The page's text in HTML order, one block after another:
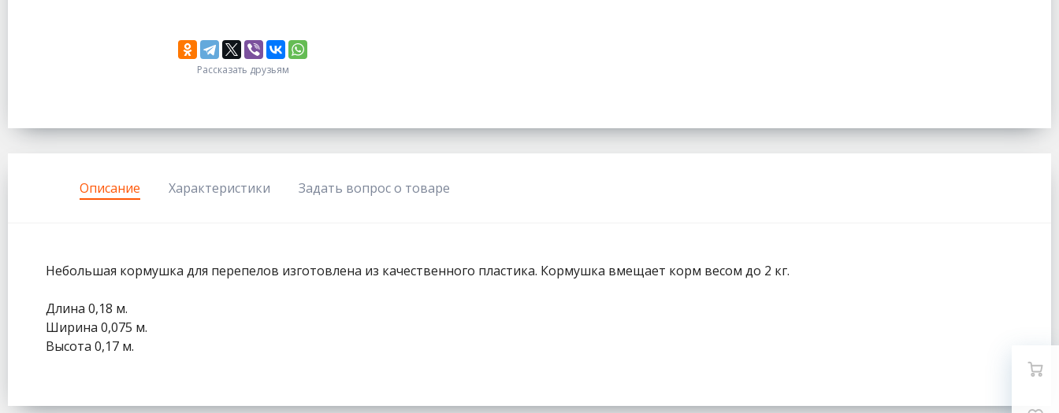
Рассказать друзьям
Описание Характеристики Задать вопрос о товаре
Небольшая кормушка для перепелов изготовлена из качественного пластика. Кормушка вмещает корм весом до 2 кг.
Длина 0,18 м.
Ширина 0,075 м.
Высота 0,17 м.